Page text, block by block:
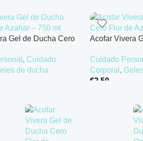
Gel de Ducha Cero
, Cuidado
de ducha
Acofar Vivera
Cuidado
Corporal ,
€2.50